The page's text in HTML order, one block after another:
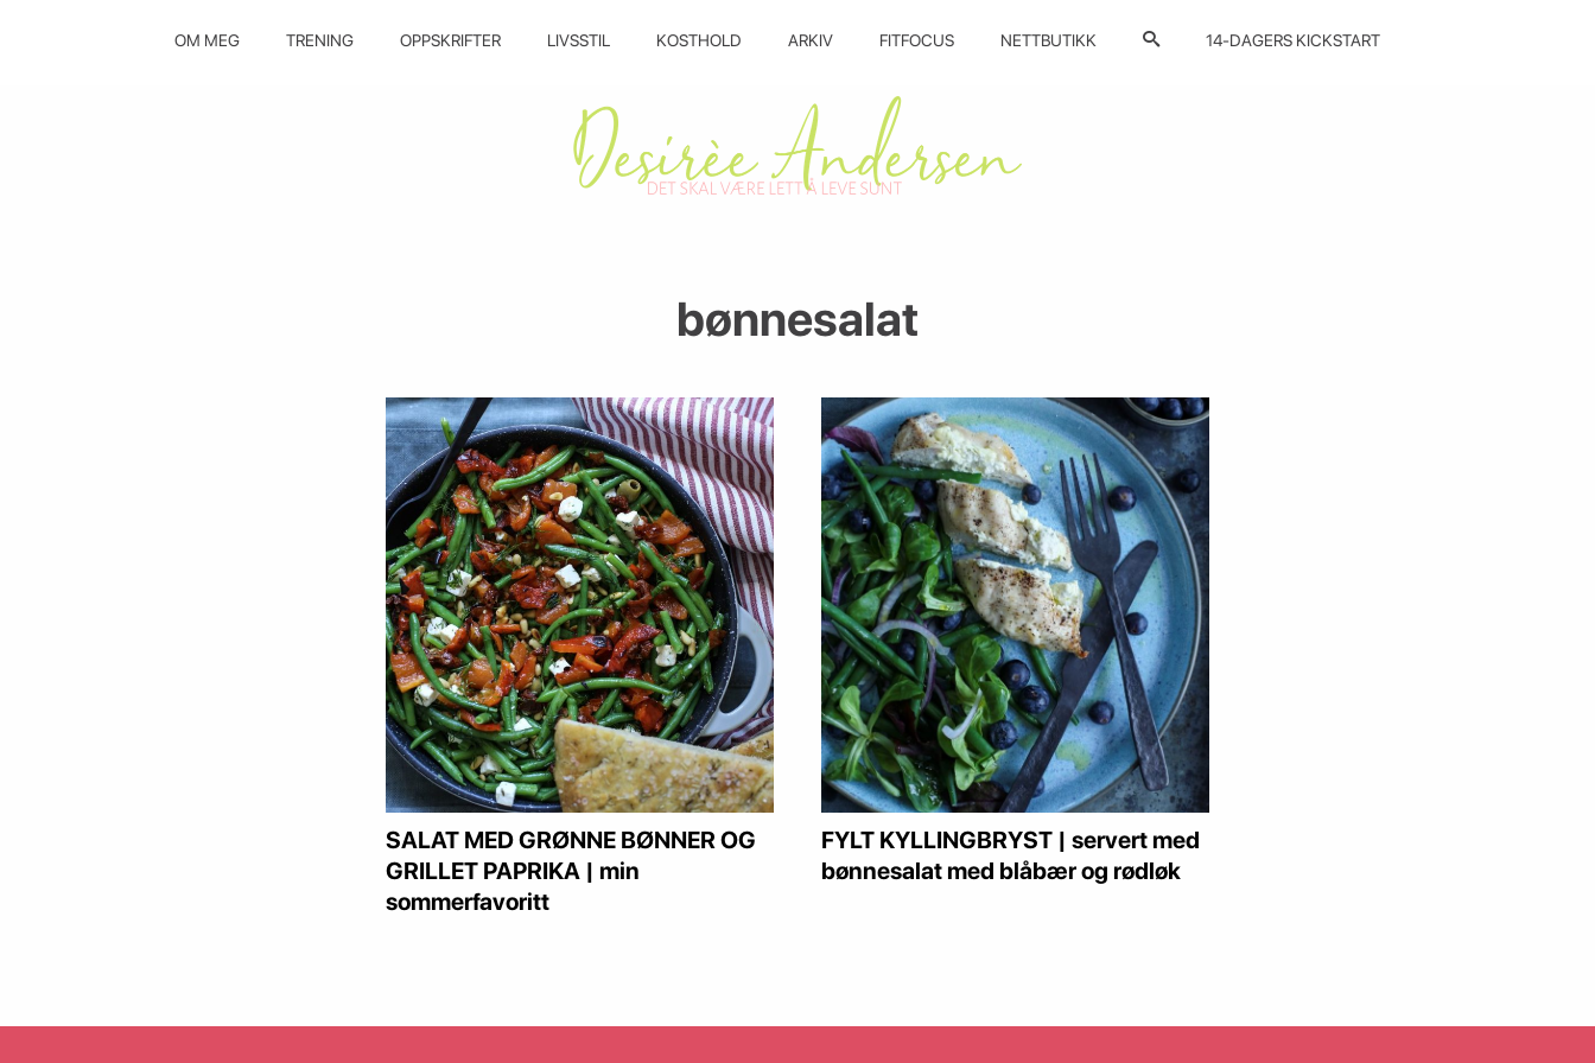
OM MEG TRENING OPPSKRIFTER LIVSSTIL KOSTHOLD ARKIV FITFOCUS NETTBUTIKK 14-DAGERS KICKSTART
bønnesalat
SALAT MED GRØNNE BØNNER OG
GRILLET PAPRIKA | min
sommerfavoritt
FYLT KYLLINGBRYST | servert med
bønnesalat med blåbær og rødløk